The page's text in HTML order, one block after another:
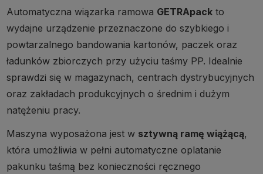
Automatyczna wiązarka ramowa GETRApackto
wydajne urządzenie przeznaczone do szybkiego i
powtarzalnego bandowania kartonów, paczek oraz
ładunków zbiorczych przy użyciu taśmy PP. Idealnie
sprawdzi się w magazynach, centrach dystrybucyjnych
oraz zakładach produkcyjnych o średnim i dużym
natężeniu pracy.
Maszyna wyposażona jest w sztywną ramę wiążącą,
która umożliwia w pełni automatyczne oplatanie
pakunku taśmą bez konieczności ręcznego